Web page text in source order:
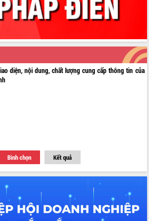
diện, nội dung, chất lượng cung cấp thông tin của
Bình chọn Kết quả